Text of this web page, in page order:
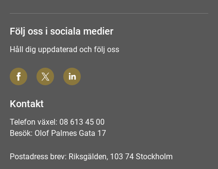
Följ oss i sociala medier
Håll dig uppdaterad och följ oss
Kontakt
Telefon växel: 08 613 45 00
Besök: Olof Palmes Gata 17
Postadress brev: Riksgälden, 103 74 Stockholm